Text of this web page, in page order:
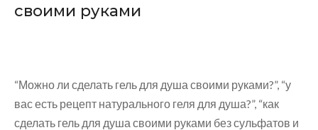
своими руками
“Можно ли сделать гель для душа своими руками?”, “у
вас есть рецепт натурального геля для душа?”, “как
сделать гель для душа своими руками без сульфатов и